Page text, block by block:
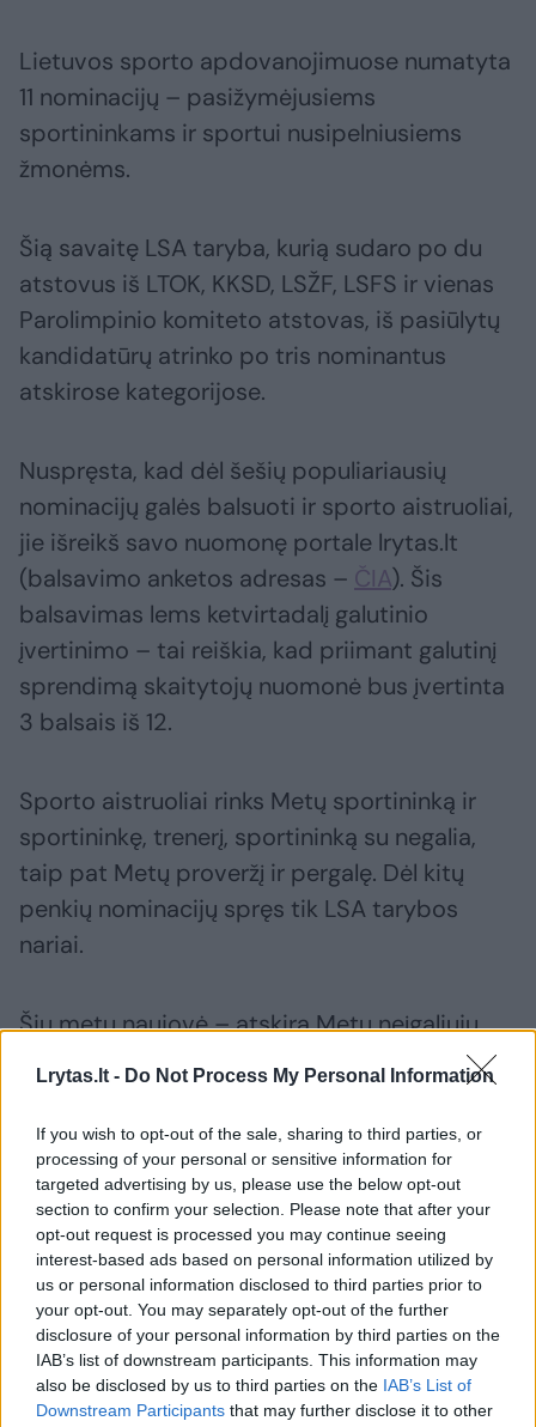
Lrytas.lt - Do Not Process My Personal Information
If you wish to opt-out of the sale, sharing to third parties, or
processing of your personal or sensitive information for
targeted advertising by us, please use the below opt-out
section to confirm your selection. Please note that after your
opt-out request is processed you may continue seeing
interest-based ads based on personal information utilized by
us or personal information disclosed to third parties prior to
your opt-out. You may separately opt-out of the further
disclosure of your personal information by third parties on the
IAB’s list of downstream participants. This information may
also be disclosed by us to third parties on the IAB’s List of
Downstream Participants that may further disclose it to other
Lietuvos sporto apdovanojimuose numatyta
11 nominacijų – pasižymėjusiems
sportininkams ir sportui nusipelniusiems
žmonėms.
Šią savaitę LSA taryba, kurią sudaro po du
atstovus iš LTOK, KKSD, LSŽF, LSFS ir vienas
Parolimpinio komiteto atstovas, iš pasiūlytų
kandidatūrų atrinko po tris nominantus
atskirose kategorijose.
Nuspręsta, kad dėl šešių populiariausių
nominacijų galės balsuoti ir sporto aistruoliai,
jie išreikš savo nuomonę portale lrytas.lt
(balsavimo anketos adresas – ČIA). Šis
balsavimas lems ketvirtadalį galutinio
įvertinimo – tai reiškia, kad priimant galutinį
sprendimą skaitytojų nuomonė bus įvertinta
3 balsais iš 12.
Sporto aistruoliai rinks Metų sportininką ir
sportininkę, trenerį, sportininką su negalia,
taip pat Metų proveržį ir pergalę. Dėl kitų
penkių nominacijų spręs tik LSA tarybos
nariai.
Šių metų naujovė – atskira Metų neįgaliųjų
komandos nominacija. Tai paskatino aukšti
šalies neįgaliųjų atletų pasiekimai ne tik
parolimpinėse žaidynėse.
Neįgaliųjų sporto atstovai anksčiau ne kartą
skundėsi, kad yra nustumti į šalį ir nesulaukia
dėmesio, bet šiemet turės ir savas
nominacijas, ir galės konkuruoti su sveikais
atletais kai kuriose kitose.